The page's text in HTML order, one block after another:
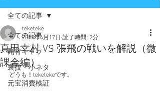
全ての記事
副将キャラ
裏技・小ネタ
元宝消費検証
全ての記事
真田幸村 VS 張飛の戦いを解説（微
課金編）
teketeke
2019年4月17日 読了時間: 2分
どうも！teketekeです。